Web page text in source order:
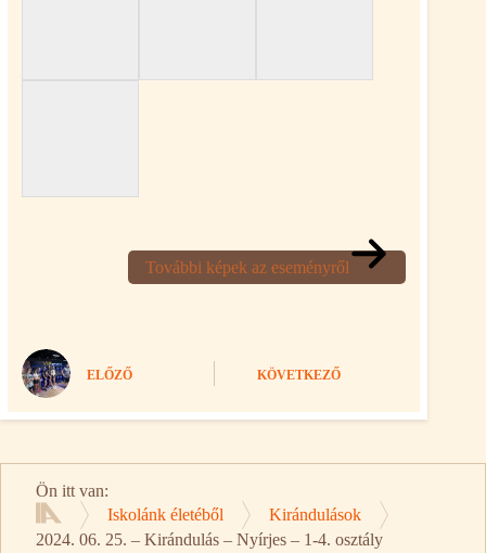
További képek az eseményről
ELŐZŐ KÖVETKEZŐ
Ön itt van:
Kezdőlap
Iskolánk életéből
Kirándulások
2024. 06. 25. – Kirándulás – Nyírjes – 1-4. osztály